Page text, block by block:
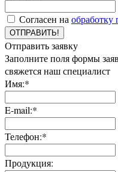
Согласен на
ОТПРАВИТЬ!
Отправить заявку
Заполните поля формы
свяжется наш специалист
Имя:*
E-mail:*
Телефон:*
Продукция: